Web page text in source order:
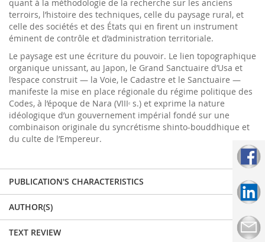
quant à la méthodologie de la recherche sur les anciens
terroirs, l’histoire des techniques, celle du paysage rural, et
celle des sociétés et des États qui en firent un ­instrument
éminent de contrôle et d’administration territoriale.
Le paysage est une écriture du pouvoir. Le lien topographique
organique unissant, au Japon, le Grand Sanctuaire d’Usa et
l’espace construit — la Voie, le Cadastre et le Sanctuaire —
manifeste la mise en place régionale du régime politique des
Codes, à l’époque de Nara (VIIIe s.) et exprime la nature
idéologique d’un gouvernement impérial fondé sur une
combinaison originale du syncrétisme shinto-bouddhique et
du culte de l’Empereur.
PUBLICATION'S CHARACTERISTICS
AUTHOR(S)
TEXT REVIEW